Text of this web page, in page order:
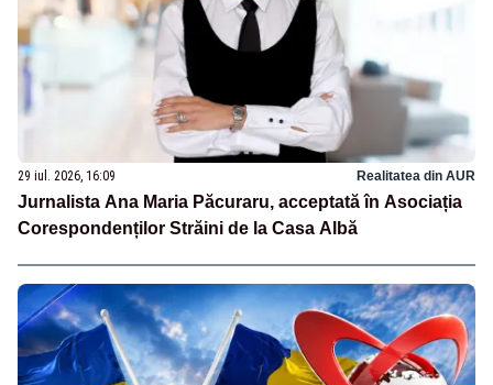
29 iul. 2026, 16:09 Realitatea din AUR
Jurnalista Ana Maria Păcuraru, acceptată în Asociația
Corespondenților Străini de la Casa Albă